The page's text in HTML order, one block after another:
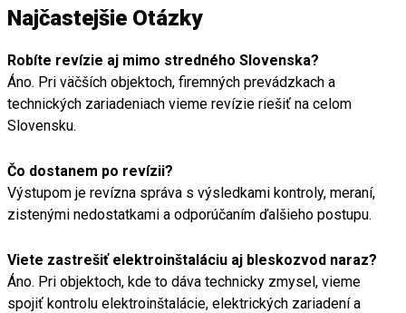
Najčastejšie Otázky
Robíte revízie aj mimo stredného Slovenska?
Áno. Pri väčších objektoch, firemných prevádzkach a
technických zariadeniach vieme revízie riešiť na celom
Slovensku.
Čo dostanem po revízii?
Výstupom je revízna správa s výsledkami kontroly, meraní,
zistenými nedostatkami a odporúčaním ďalšieho postupu.
Viete zastrešiť elektroinštaláciu aj bleskozvod naraz?
Áno. Pri objektoch, kde to dáva technicky zmysel, vieme
spojiť kontrolu elektroinštalácie, elektrických zariadení a